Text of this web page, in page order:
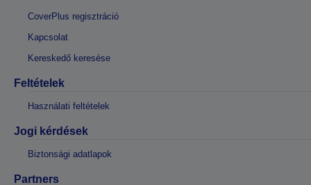
CoverPlus regisztráció
Kapcsolat
Kereskedő keresése
Feltételek
Használati feltételek
Jogi kérdések
Biztonsági adatlapok
Partners